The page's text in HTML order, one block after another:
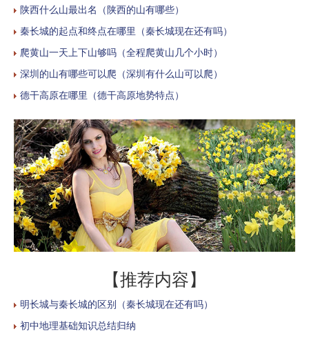
陕西什么山最出名（陕西的山有哪些）
秦长城的起点和终点在哪里（秦长城现在还有吗）
爬黄山一天上下山够吗（全程爬黄山几个小时）
深圳的山有哪些可以爬（深圳有什么山可以爬）
德干高原在哪里（德干高原地势特点）
【推荐内容】
明长城与秦长城的区别（秦长城现在还有吗）
初中地理基础知识总结归纳